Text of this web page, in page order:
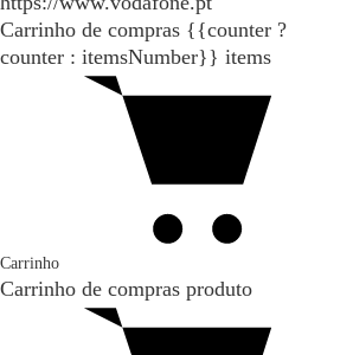
Carrinho de compras {{counter ?
counter : itemsNumber}} items
Carrinho
Carrinho de compras produto